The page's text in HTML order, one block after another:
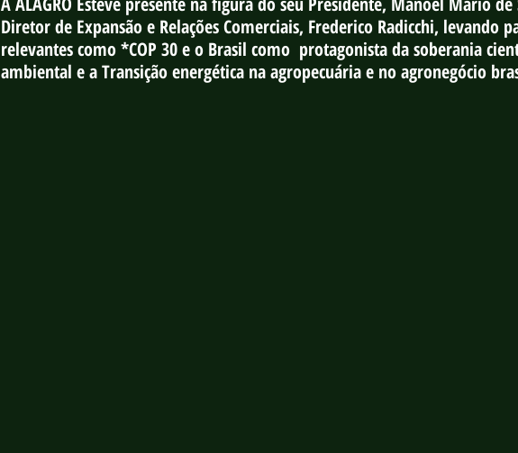
Diretor de Expansão e Relações Comerciais, Frederico Radicchi, levando
relevantes como *COP 30 e o Brasil como  protagonista da soberania
ambiental e a Transição energética na agropecuária e no agronegócio